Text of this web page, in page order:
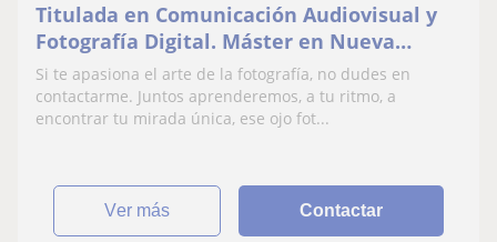
Titulada en Comunicación Audiovisual y
Fotografía Digital. Máster en Nueva
Fotografía Documental y de Autor, y
Máster Profesorado
Si te apasiona el arte de la fotografía, no dudes en
contactarme. Juntos aprenderemos, a tu ritmo, a
encontrar tu mirada única, ese ojo fot...
ver más Contactar